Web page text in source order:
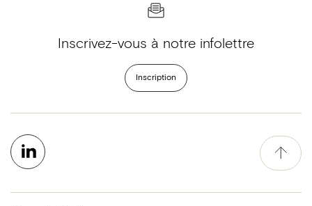
Inscrivez-vous à notre infolettre
Inscription